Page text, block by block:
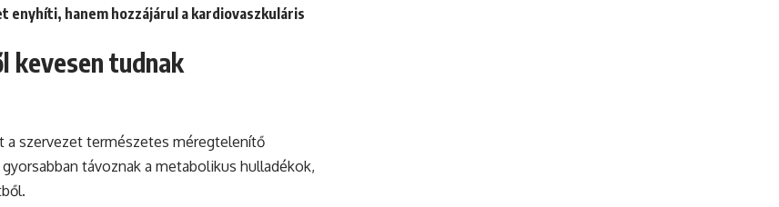
hanem hozzájárul a kardiovaszkuláris
kevesen tudnak
a szervezet természetes méregtelenítő
távoznak a metabolikus hulladékok,